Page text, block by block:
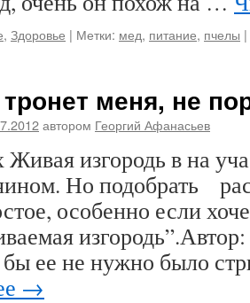
, Здоровье | Метки: мед, питание, пчелы |
меня, не
автором Георгий Афанасьев
изгородь в на
Но подобрать
особенно если
бы ее не нужно было
→